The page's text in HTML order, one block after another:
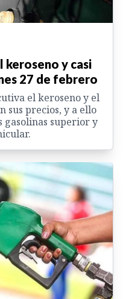
keroseno y casi
27 de febrero
el keroseno y el
sus precios, y a ello
gasolinas superior y